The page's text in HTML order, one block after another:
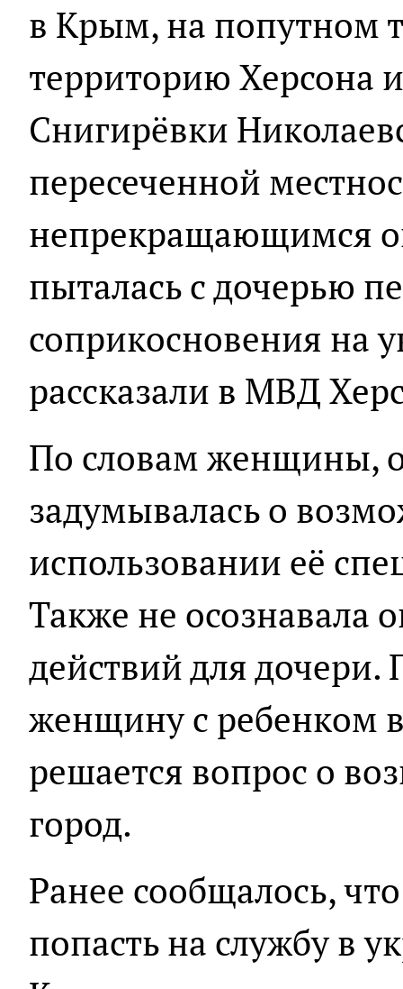
в Крым, на попутном
территорию Херсона
Снигирёвки
пересеченной
непрекращающимся
пыталась с дочерью
соприкосновения на
рассказали в МВД
По словам женщины,
задумывалась о
использовании её
Также не осознавала
действий для дочери.
женщину с ребенком
решается вопрос о
город.
Ранее сообщалось,
попасть на службу в